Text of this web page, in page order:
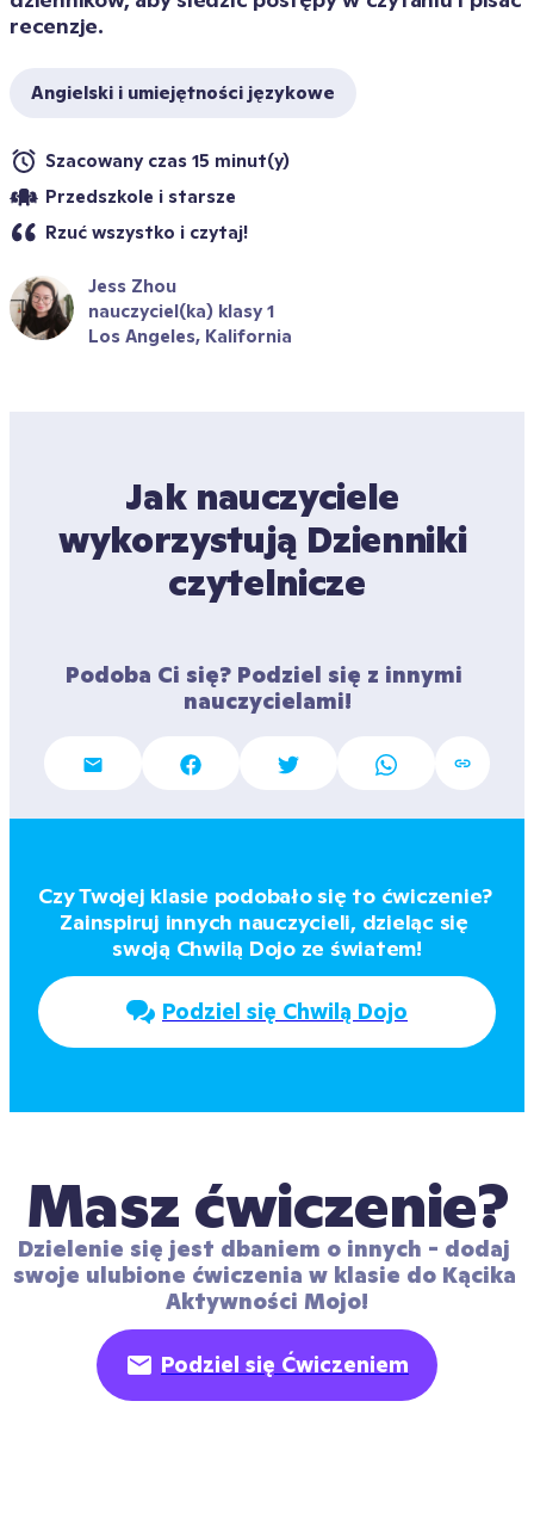
recenzje.
Angielski i umiejętności językowe
Szacowany czas 15 minut(y)
Przedszkole i starsze
Rzuć wszystko i czytaj!
Jess Zhou
nauczyciel(ka) klasy 1
Los Angeles, Kalifornia
Jak nauczyciele
wykorzystują Dzienniki
czytelnicze
Podoba Ci się? Podziel się z innymi
nauczycielami!
Czy Twojej klasie podobało się to ćwiczenie?
Zainspiruj innych nauczycieli, dzieląc się
swoją Chwilą Dojo ze światem!
Podziel się Chwilą Dojo
Masz ćwiczenie?
Dzielenie się jest dbaniem o innych - dodaj
swoje ulubione ćwiczenia w klasie do Kącika
Aktywności Mojo!
Podziel się Ćwiczeniem